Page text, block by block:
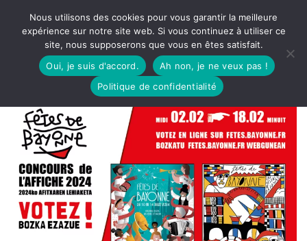
Nous utilisons des cookies pour vous garantir la meilleure
expérience sur notre site web. Si vous continuez à utiliser ce
site, nous supposerons que vous en êtes satisfait.
Oui, je suis d'accord.
Ah non, je ne veux pas !
Politique de confidentialité